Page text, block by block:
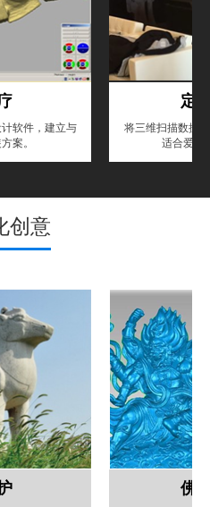
软件，建立与
案。
定
将三维扫描数据
适合爱美
创意
佛